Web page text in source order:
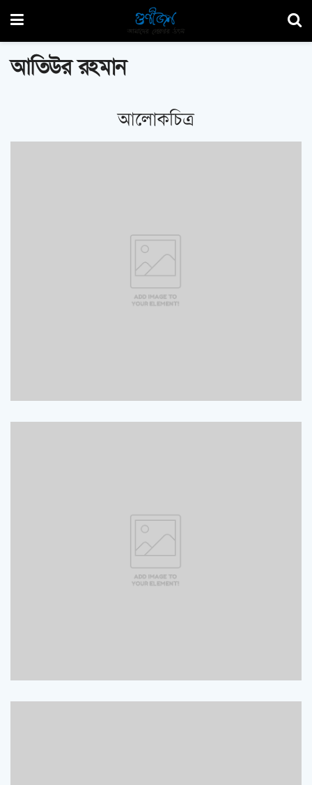
আতিউর রহমান
আলোকচিত্র